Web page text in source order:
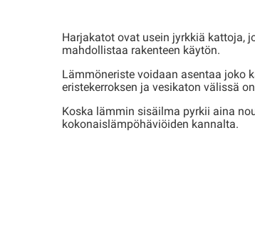
Harjakatot ovat usein jyrkkiä kattoja,
mahdollistaa rakenteen käytön.
Lämmöneriste voidaan asentaa joko
eristekerroksen ja vesikaton välissä
Koska lämmin sisäilma pyrkii aina
kokonaislämpöhäviöiden kannalta.